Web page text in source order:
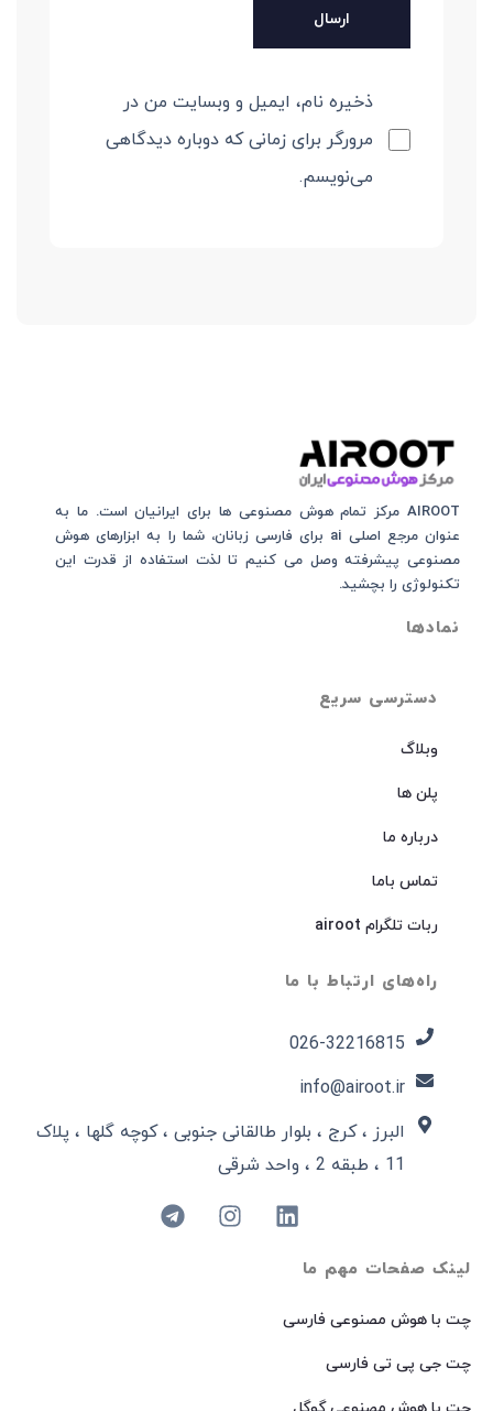
ذخیره نام، ایمیل و وبسایت من در
مرورگر برای زمانی که دوباره دیدگاهی
می‌نویسم.
لینک صفحات مهم ما
چت با هوش مصنوعی فارسی
چت جی پی تی فارسی
دسترسی سریع
وبلاگ
پلن ها
درباره ما
تماس باما
ربات تلگرام airoot
راه‌های ارتباط با ما
026-32216815​
info@airoot.ir
البرز ، کرج ، بلوار طالقانی جنوبی ، کوچه گلها ، پلاک
11 ، طبقه 2 ، واحد شرقی
AIROOT مرکز تمام هوش مصنوعی‌‌‌ ها برای ایرانیان است. ما به
عنوان مرجع اصلی ai برای فارسی زبانان، شما را به ابزارهای هوش
مصنوعی پیشرفته وصل می کنیم تا لذت استفاده از قدرت این
تکنولوژی را بچشید.
نمادها